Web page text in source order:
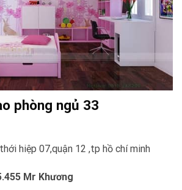
phòng ngủ 33
hiệp 07,quận 12 ,tp hồ chí minh
Mr Khương